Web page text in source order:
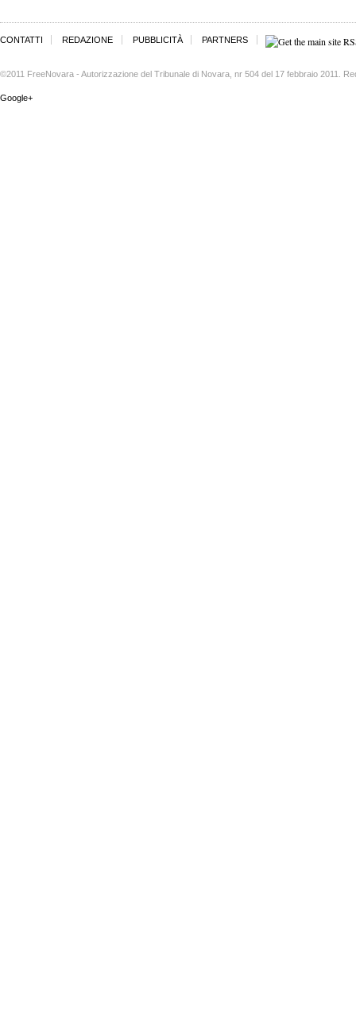
CONTATTI REDAZIONE PUBBLICITÀ PARTNERS
©2011 FreeNovara - Autorizzazione del Tribunale di Novara, nr 504 del 17 febbraio 2011.
Google+